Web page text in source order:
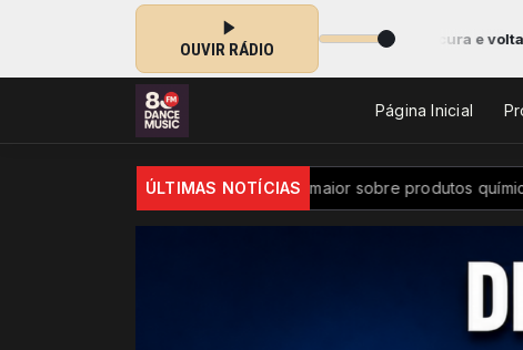
OUVIR RÁDIO
Tocando agora: voce procura e volta a nossa
Página Inicial
ÚLTIMAS NOTÍCIAS
passa a ter controle maior sobre produtos químicos